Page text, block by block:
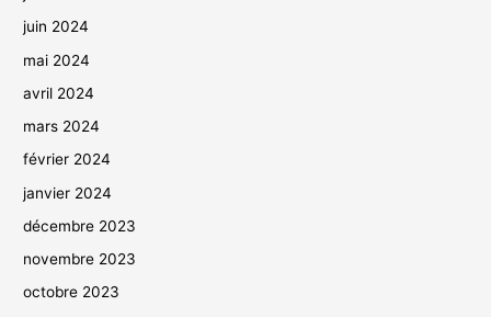
juin 2024
mai 2024
avril 2024
mars 2024
février 2024
janvier 2024
décembre 2023
novembre 2023
octobre 2023